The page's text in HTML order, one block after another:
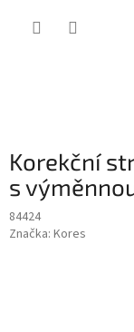
Korekční
s
84424
Značka: Kores